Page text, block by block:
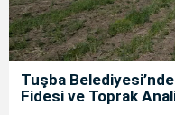
Tuşba
Fidesi ve Toprak